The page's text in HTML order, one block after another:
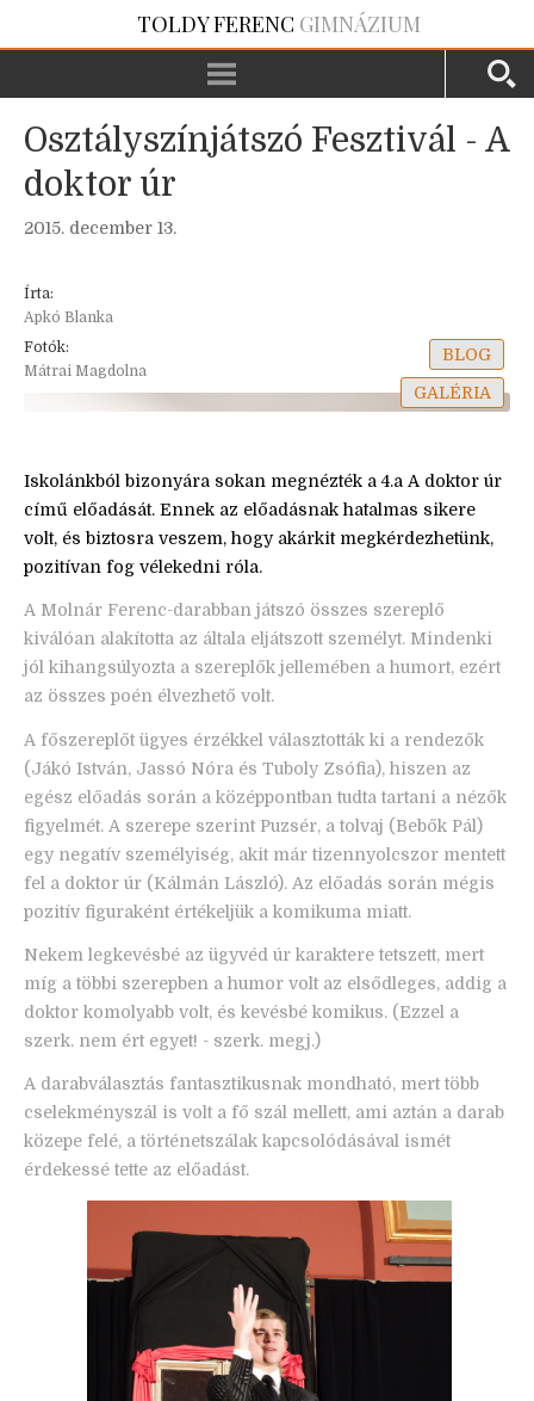
TOLDY FERENC GIMNÁZIUM
Osztályszínjátszó Fesztivál - A
doktor úr
2015. december 13.
Írta:
Apkó Blanka
Fotók:
Mátrai Magdolna
BLOG
GALÉRIA
Iskolánkból bizonyára sokan megnézték a 4.a A doktor úr
című előadását. Ennek az előadásnak hatalmas sikere
volt, és biztosra veszem, hogy akárkit megkérdezhetünk,
pozitívan fog vélekedni róla.
A Molnár Ferenc-darabban játszó összes szereplő
kiválóan alakította az általa eljátszott személyt. Mindenki
jól kihangsúlyozta a szereplők jellemében a humort, ezért
az összes poén élvezhető volt.
A főszereplőt ügyes érzékkel választották ki a rendezők
(Jákó István, Jassó Nóra és Tuboly Zsófia), hiszen az
egész előadás során a középpontban tudta tartani a nézők
figyelmét. A szerepe szerint Puzsér, a tolvaj (Bebők Pál)
egy negatív személyiség, akit már tizennyolcszor mentett
fel a doktor úr (Kálmán László). Az előadás során mégis
pozitív figuraként értékeljük a komikuma miatt.
Nekem legkevésbé az ügyvéd úr karaktere tetszett, mert
míg a többi szerepben a humor volt az elsődleges, addig a
doktor komolyabb volt, és kevésbé komikus. (Ezzel a
szerk. nem ért egyet! - szerk. megj.)
A darabválasztás fantasztikusnak mondható, mert több
cselekményszál is volt a fő szál mellett, ami aztán a darab
közepe felé, a történetszálak kapcsolódásával ismét
érdekessé tette az előadást.